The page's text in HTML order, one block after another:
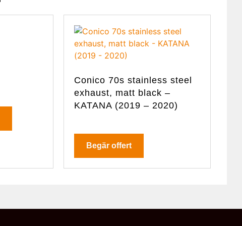
Conico 70s stainless steel
exhaust, matt black –
KATANA (2019 – 2020)
Begär offert